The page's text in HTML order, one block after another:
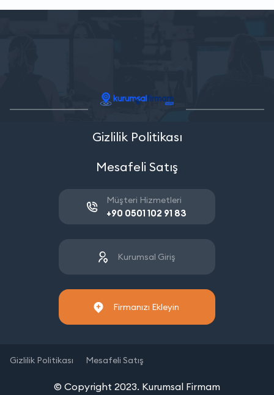
Gizlilik Politikası
Mesafeli Satış
Müşteri Hizmetleri
+90 0501 102 91 83
Kurumsal Giriş
Firmanızı Ekleyin
© Copyright 2023. Kurumsal Firmam
Gizlilik Politikası Mesafeli Satış